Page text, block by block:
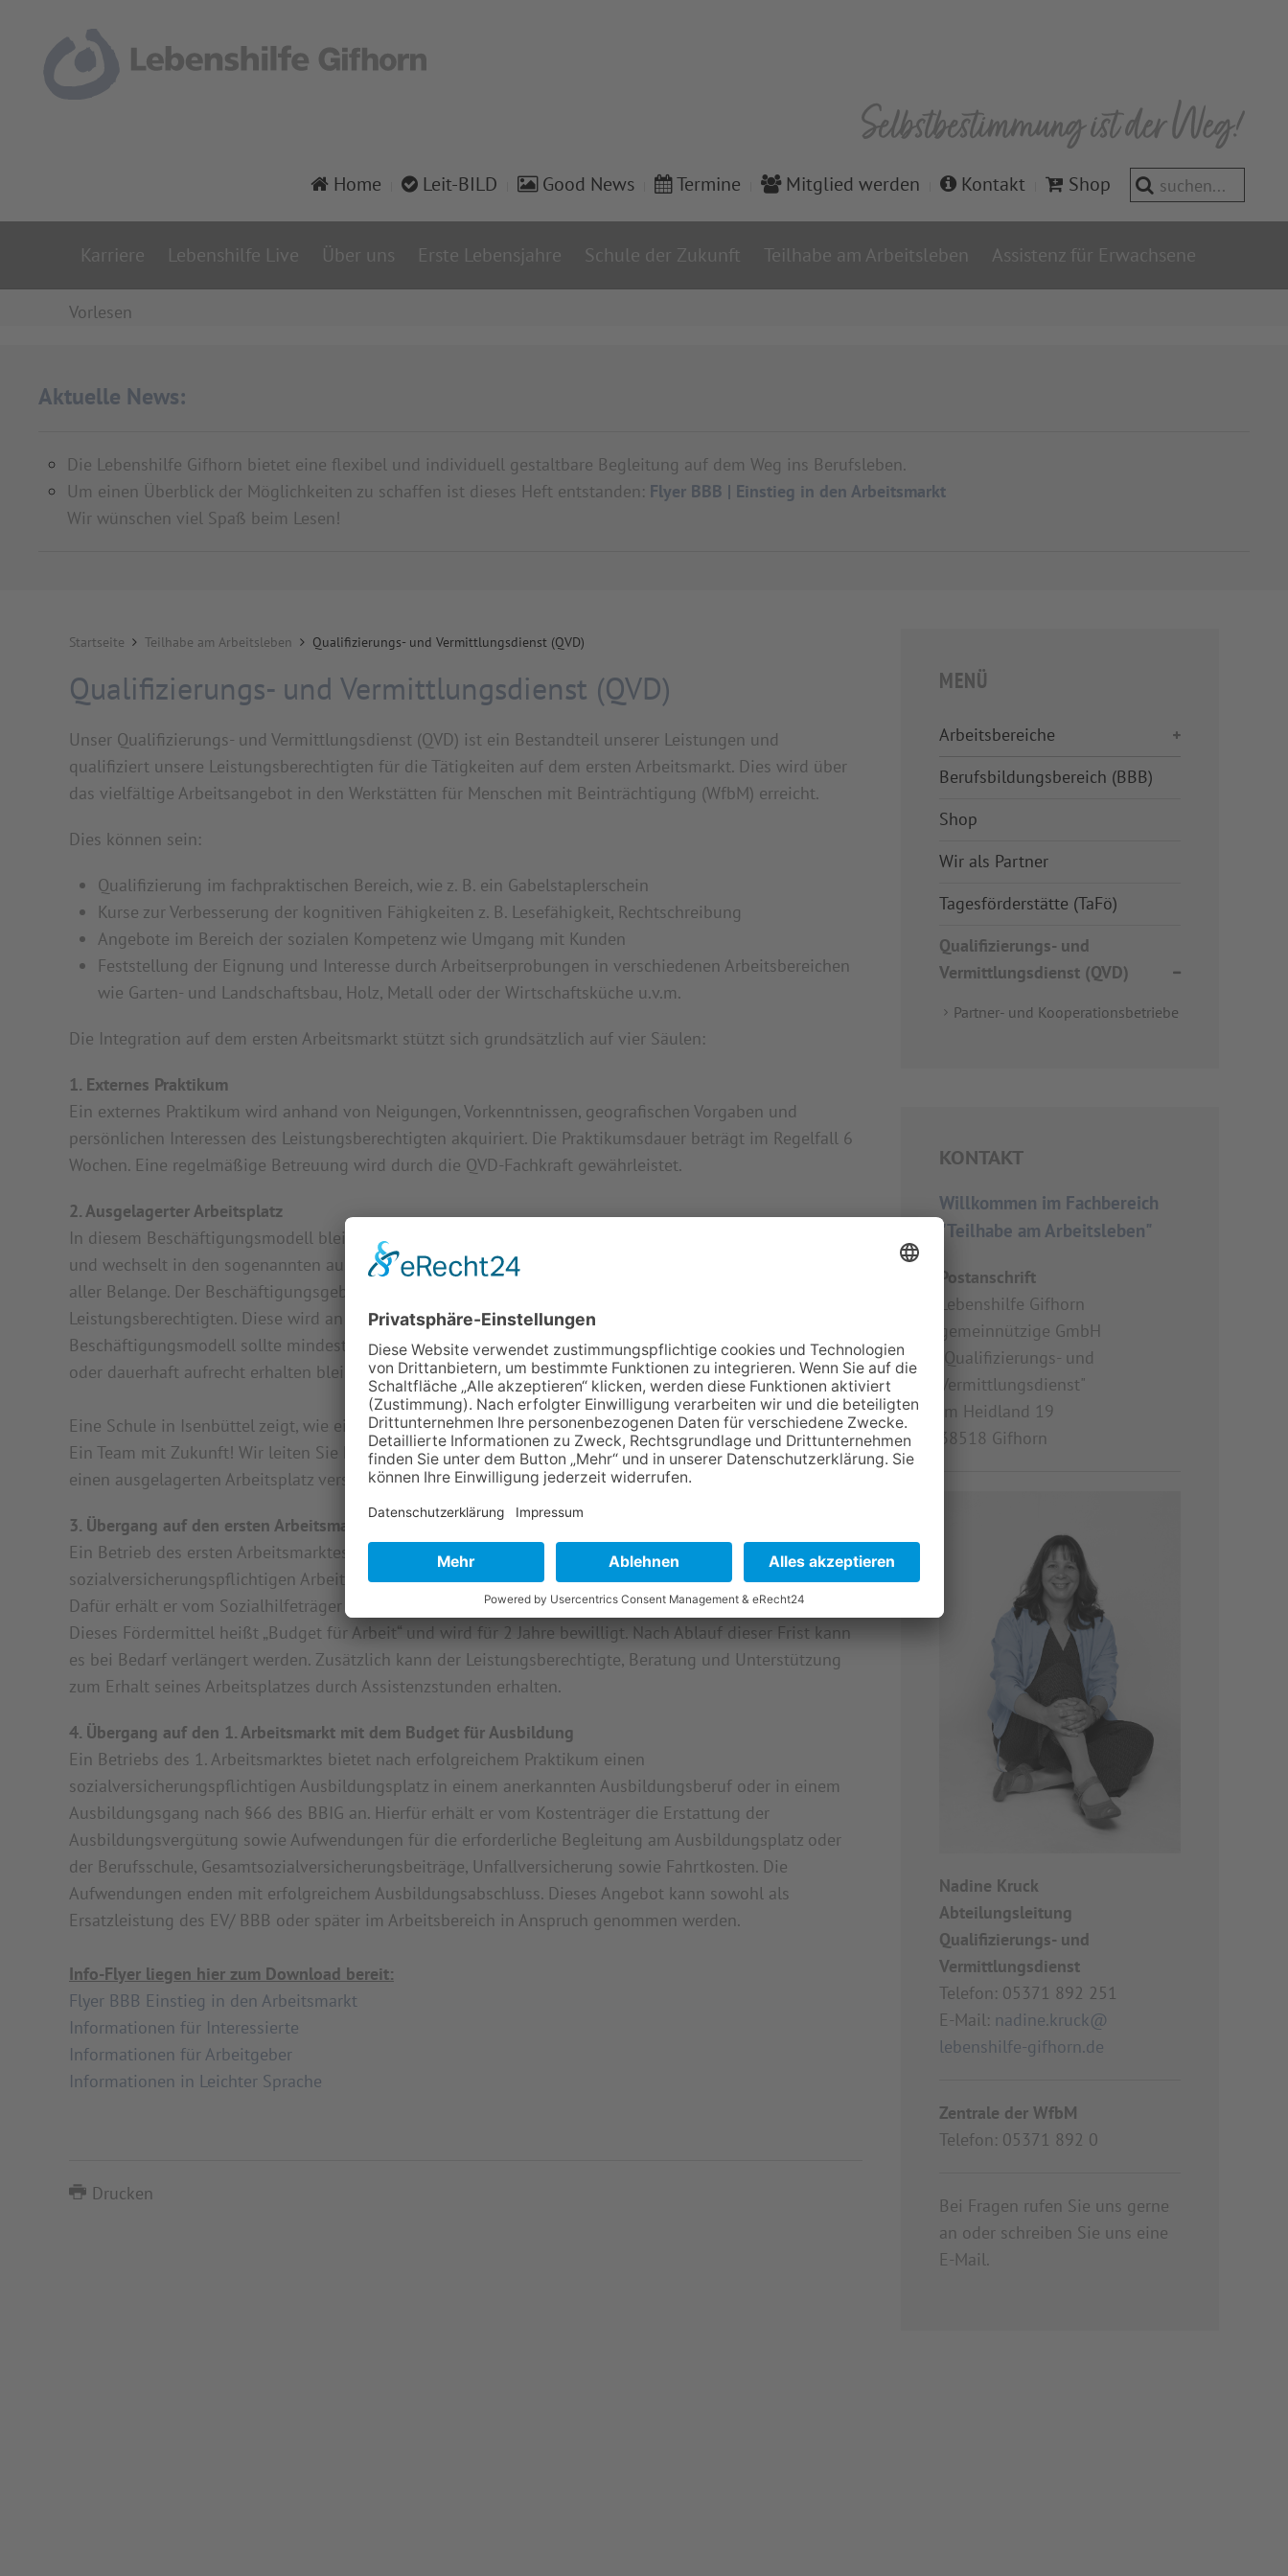
Home Leit-BILD Good News Termine Mitglied werden Kontakt Shop
Karriere Lebenshilfe Live Über uns Erste Lebensjahre Schule der Zukunft Teilhabe am Arbeitsleben Assistenz für Erwachsene
Vorlesen
Aktuelle News:
Die Lebenshilfe Gifhorn bietet eine flexibel und individuell gestaltbare Begleitung auf dem Weg ins Berufsleben.
Um einen Überblick der Möglichkeiten zu schaffen ist dieses Heft entstanden: Flyer BBB | Einstieg in den Arbeitsmarkt
Wir wünschen viel Spaß beim Lesen!
Startseite Teilhabe am Arbeitsleben Qualifizierungs- und Vermittlungsdienst (QVD)
Qualifizierungs- und Vermittlungsdienst (QVD)
Unser Qualifizierungs- und Vermittlungsdienst (QVD) ist ein Bestandteil unserer Leistungen und
qualifiziert unsere Leistungsberechtigten für die Tätigkeiten auf dem ersten Arbeitsmarkt. Dies wird über
das vielfältige Arbeitsangebot in den Werkstätten für Menschen mit Beinträchtigung (WfbM) erreicht.
Dies können sein:
Qualifizierung im fachpraktischen Bereich, wie z. B. ein Gabelstaplerschein
Kurse zur Verbesserung der kognitiven Fähigkeiten z. B. Lesefähigkeit, Rechtschreibung
Angebote im Bereich der sozialen Kompetenz wie Umgang mit Kunden
Feststellung der Eignung und Interesse durch Arbeitserprobungen in verschiedenen Arbeitsbereichen
wie Garten- und Landschaftsbau, Holz, Metall oder der Wirtschaftsküche u.v.m.
Die Integration auf dem ersten Arbeitsmarkt stützt sich grundsätzlich auf vier Säulen:
1. Externes Praktikum
Ein externes Praktikum wird anhand von Neigungen, Vorkenntnissen, geografischen Vorgaben und
persönlichen Interessen des Leistungsberechtigten akquiriert. Die Praktikumsdauer beträgt im Regelfall 6
Wochen. Eine regelmäßige Betreuung wird durch die QVD-Fachkraft gewährleistet.
2. Ausgelagerter Arbeitsplatz
In diesem Beschäftigungsmodell bleibt der Leistungsberechtigte weiterhin in der Zuständigkeit der WfbM
und wechselt in den sogenannten ausgelagerten Arbeitsplatz. Die Fachkraft des QVD ist Ansprechpartner
aller Belange. Der Beschäftigungsgeber zahlt an die WfbM eine Vergütung für die Arbeitsleistung des
Leistungsberechtigten. Diese wird an den Leistungsberechtigten weitergegeben. Der Zeitraum in diesem
Beschäftigungsmodell sollte mindestens 6 Monate betragen, kann jedoch individuell festgelegt werden
oder dauerhaft aufrecht erhalten bleiben.
Eine Schule in Isenbüttel zeigt, wie ein inklusives Hausmeister-Team die Aufgaben des Alltags bewältigt.
Ein Team mit Zukunft! Wir leiten Sie hier gernezum Videoweiter, damit Sie sich selbst einen EINBLICK in
einen ausgelagerten Arbeitsplatz verschaffen können.
3. Übergang auf den ersten Arbeitsmarkt mit dem Budget für Arbeit
Ein Betrieb des ersten Arbeitsmarktes bietet nach erfolgreichem Praktikum einen
sozialversicherungspflichtigen Arbeitsvertrag zu tarifvertraglicher Vergütung bzw. dem Mindestlohn an.
Dafür erhält er vom Sozialhilfeträger eine Lohnsubvention von bis zu 75% des Arbeitnehmer-Bruttolohns.
Dieses Fördermittel heißt „Budget für Arbeit“ und wird für 2 Jahre bewilligt. Nach Ablauf dieser Frist kann
es bei Bedarf verlängert werden. Zusätzlich kann der Leistungsberechtigte, Beratung und Unterstützung
zum Erhalt seines Arbeitsplatzes durch Assistenzstunden erhalten.
4. Übergang auf den 1. Arbeitsmarkt mit dem Budget für Ausbildung
Ein Betriebs des 1. Arbeitsmarktes bietet nach erfolgreichem Praktikum einen
sozialversicherungspflichtigen Ausbildungsplatz in einem anerkannten Ausbildungsberuf oder in einem
Ausbildungsgang nach §66 des BBIG an. Hierfür erhält er vom Kostenträger die Erstattung der
Ausbildungsvergütung sowie Aufwendungen für die erforderliche Begleitung am Ausbildungsplatz oder
der Berufsschule, Gesamtsozialversicherungsbeiträge, Unfallversicherung sowie Fahrtkosten. Die
Aufwendungen enden mit erfolgreichem Ausbildungsabschluss. Dieses Angebot kann sowohl als
Ersatzleistung des EV/ BBB oder später im Arbeitsbereich in Anspruch genommen werden.
Info-Flyer liegen hier zum Download bereit:
Flyer BBB Einstieg in den Arbeitsmarkt
Informationen für Interessierte
Informationen für Arbeitgeber
Informationen in Leichter Sprache
Drucken
MENÜ
Arbeitsbereiche
Berufsbildungsbereich (BBB)
Shop
Wir als Partner
Tagesförderstätte (TaFö)
Qualifizierungs- und
Vermittlungsdienst (QVD)
Partner- und Kooperationsbetriebe
KONTAKT
Willkommen im Fachbereich
"Teilhabe am Arbeitsleben"
Postanschrift
Lebenshilfe Gifhorn
gemeinnützige GmbH
"Qualifizierungs- und
Vermittlungsdienst"
Im Heidland 19
38518 Gifhorn
Nadine Kruck
Abteilungsleitung
Qualifizierungs- und
Vermittlungsdienst
Telefon: 05371 892 251
E-Mail: nadine.kruck@
lebenshilfe-gifhorn.de
Zentrale der WfbM
Telefon: 05371 892 0
Bei Fragen rufen Sie uns gerne
an oder schreiben Sie uns eine
E-Mail.